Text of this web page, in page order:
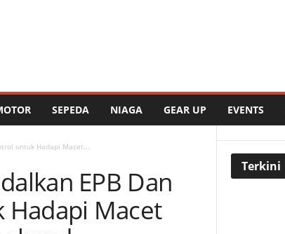
SEPEDA NIAGA GEAR UP EVENTS
untuk Hadapi Macet...
EPB Dan
Hadapi Macet
Terkini